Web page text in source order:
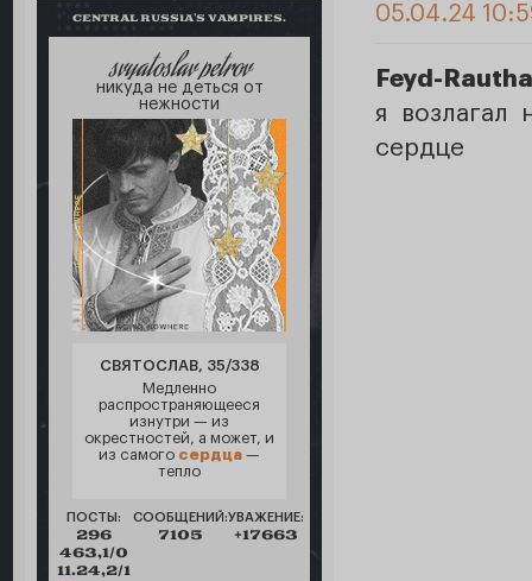
CENTRAL RUSSIA'S VAMPIRES.
svyatoslav petrov
никуда не деться от
нежности
СВЯТОСЛАВ, 35/338
Медленно
распространяющееся
изнутри — из
окрестностей, а может, и
из самого сердца —
тепло
ПОСТЫ:
296
463,1/0
11.24,2/1
СООБЩЕНИЙ:
7105
УВАЖЕНИЕ:
+17663
05.04.24
Feyd-
я
сердце